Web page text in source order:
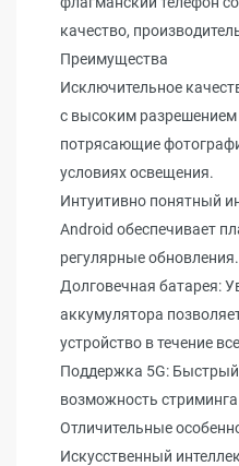
качество,
Преимущества
Исключительное
с высоким разрешением
потрясающие
условиях освещения.
Интуитивно понятный
Android обеспечивает
регулярные обновления.
Долговечная батарея:
аккумулятора
устройство в течение
Поддержка 5G: Быстрый
возможность
Отличительные
Искусственный